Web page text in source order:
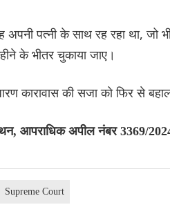
पत्नी के साथ रह रहा था, जो
के भीतर चुकाया जाए।
कारावास की सजा को फिर से
आपराधिक अपील नंबर 3369/
Supreme Court